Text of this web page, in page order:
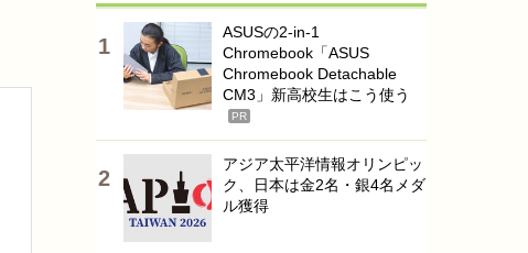
ASUSの2-in-1
Chromebook「ASUS
Chromebook Detachable
CM3」新高校生はこう使う
PR
アジア太平洋情報オリンピッ
ク、日本は金2名・銀4名メダ
ル獲得